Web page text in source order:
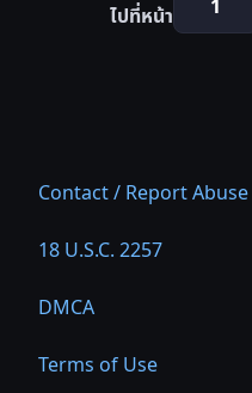
ไปที่หน้า
Contact / Report Abuse
18 U.S.C. 2257
DMCA
Terms of Use